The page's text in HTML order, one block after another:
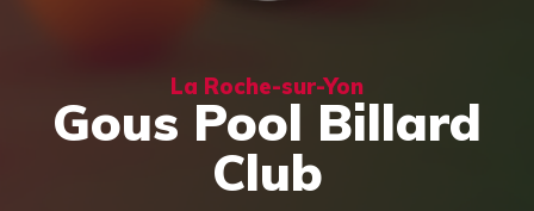
La Roche-sur-Yon
Gous Pool Billard
Club